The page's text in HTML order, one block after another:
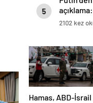
5
2102 kez
Hamas, ABD-İsrail